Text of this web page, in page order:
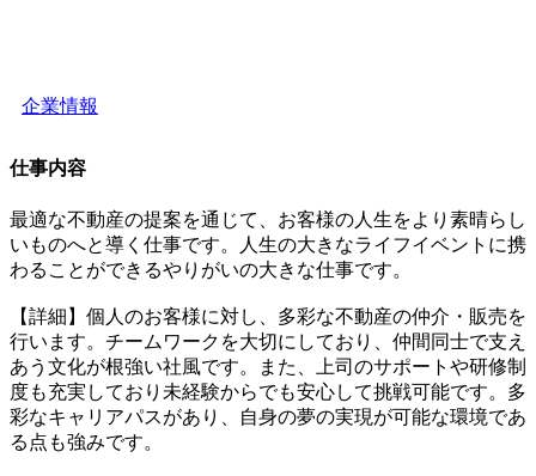
企業情報
仕事内容
最適な不動産の提案を通じて、お客様の人生をより素晴らし
いものへと導く仕事です。人生の大きなライフイベントに携
わることができるやりがいの大きな仕事です。
【詳細】個人のお客様に対し、多彩な不動産の仲介・販売を
行います。チームワークを大切にしており、仲間同士で支え
あう文化が根強い社風です。また、上司のサポートや研修制
度も充実しており未経験からでも安心して挑戦可能です。多
彩なキャリアパスがあり、自身の夢の実現が可能な環境であ
る点も強みです。